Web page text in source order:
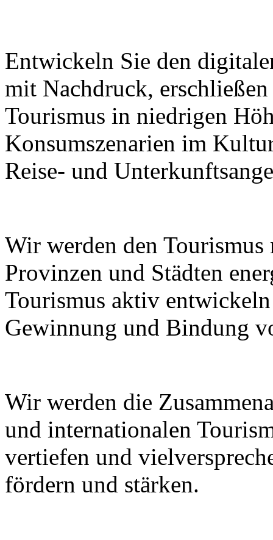
Entwickeln Sie den
mit Nachdruck,
Tourismus in niedrigen
Konsumszenarien im
Reise- und
Wir werden den Tourismus
Provinzen und Städten
Tourismus aktiv
Gewinnung und Bindung
Wir werden die
und internationalen
vertiefen und
fördern und stärken.